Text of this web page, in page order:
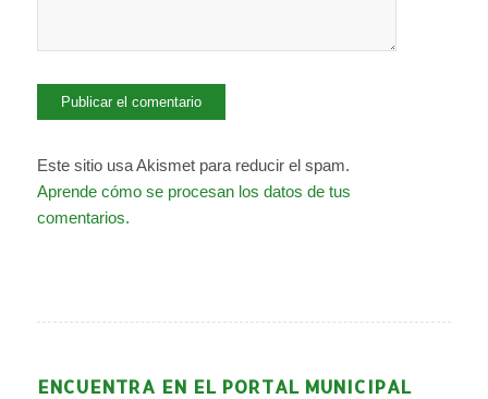
Este sitio usa Akismet para reducir el spam.
Aprende cómo se procesan los datos de tus
comentarios.
ENCUENTRA EN EL PORTAL MUNICIPAL